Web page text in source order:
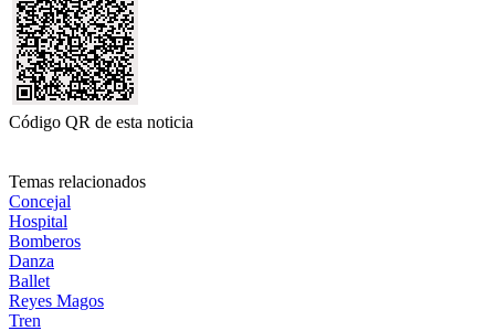
Código QR de esta noticia
Temas relacionados
Concejal
Hospital
Bomberos
Danza
Ballet
Reyes Magos
Tren